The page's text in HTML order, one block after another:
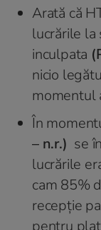
Arată că
lucrările la
inculpata
nicio
momentul
În
– n.r.) se
lucrările
cam 85%
recepție
pentru